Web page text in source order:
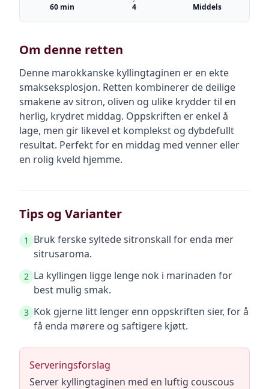
60 min 4 Middels
Om denne retten
Denne marokkanske kyllingtaginen er en ekte
smakseksplosjon. Retten kombinerer de deilige
smakene av sitron, oliven og ulike krydder til en
herlig, krydret middag. Oppskriften er enkel å
lage, men gir likevel et komplekst og dybdefullt
resultat. Perfekt for en middag med venner eller
en rolig kveld hjemme.
Tips og Varianter
1
Bruk ferske syltede sitronskall for enda mer
sitrusaroma.
2 La kyllingen ligge lenge nok i marinaden for
best mulig smak.
3 Kok gjerne litt lenger enn oppskriften sier, for å
få enda mørere og saftigere kjøtt.
Serveringsforslag
Server kyllingtaginen med en luftig couscous